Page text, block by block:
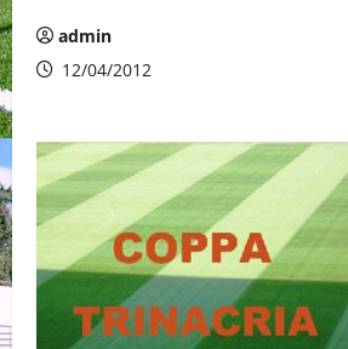
admin
12/04/2012